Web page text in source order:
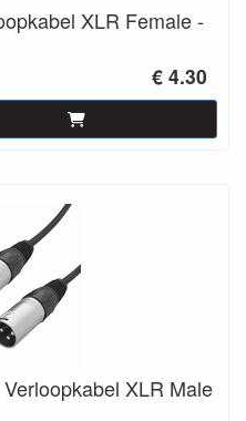
XLR Female -
€ 4.30
XLR Male